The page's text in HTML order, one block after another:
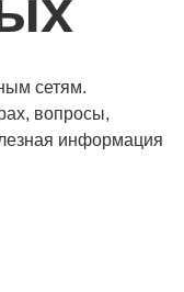
сетям.
вопросы,
информация